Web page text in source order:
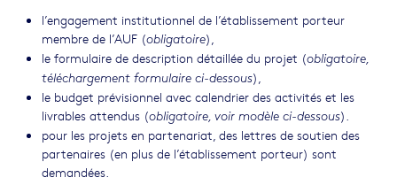
l’engagement institutionnel de l’établissement porteur
membre de l’AUF (obligatoire),
le formulaire de description détaillée du projet (obligatoire,
téléchargement formulaire ci-dessous),
le budget prévisionnel avec calendrier des activités et les
livrables attendus (obligatoire, voir modèle ci-dessous).
pour les projets en partenariat, des lettres de soutien des
partenaires (en plus de l’établissement porteur) sont
demandées.